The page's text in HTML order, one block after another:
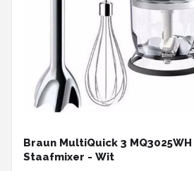
Braun MultiQuick 3
Staafmixer - Wit